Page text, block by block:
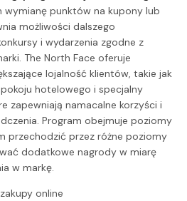
wymianę punktów na kupony lub
możliwości dalszego
i wydarzenia zgodne z
The North Face oferuje
lojalność klientów, takie jak
hotelowego i specjalny
zapewniają namacalne korzyści i
Program obejmuje poziomy
przechodzić przez różne poziomy
dodatkowe nagrody w miarę
w markę.
online